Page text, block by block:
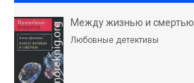
Между жизнью и смертью
Любовные детективы